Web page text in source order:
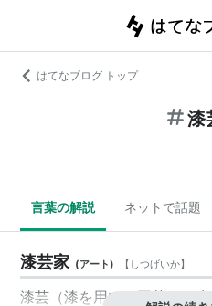
はてなブログ トップ
漆
言葉の解説 ネットで話題
漆芸家 (アート) 【 しつげいか】
漆芸 （漆を用いた工芸）を